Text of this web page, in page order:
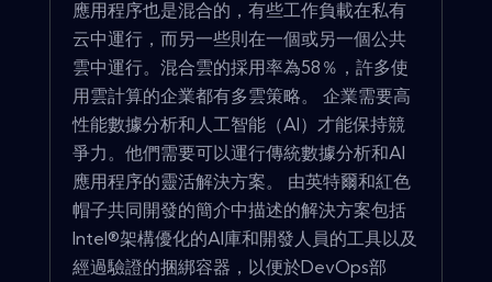
應用程序也是混合的，有些工作負載在私有
云中運行，而另一些則在一個或另一個公共
雲中運行。混合雲的採用率為58％，許多使
用雲計算的企業都有多雲策略。 企業需要高
性能數據分析和人工智能（AI）才能保持競
爭力。他們需要可以運行傳統數據分析和AI
應用程序的靈活解決方案。 由英特爾和紅色
帽子共同開發的簡介中描述的解決方案包括
Intel®架構優化的AI庫和開發人員的工具以及
經過驗證的捆綁容器，以便於DevOps部